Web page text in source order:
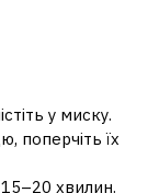
у миску.
поперчіть їх
хвилин.